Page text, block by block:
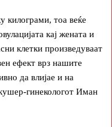
килограми, тоа веќе
кај жената и
клетки произведуваат
ефект врз нашите
да влијае и на
гинекологот Иман